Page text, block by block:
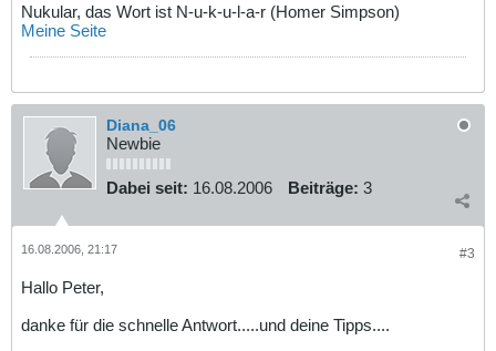
Nukular, das Wort ist N-u-k-u-l-a-r (Homer Simpson)
Meine Seite
Diana_06
Newbie
Dabei seit: 16.08.2006 Beiträge: 3
#3
16.08.2006, 21:17
Hallo Peter,
danke für die schnelle Antwort.....und deine Tipps....